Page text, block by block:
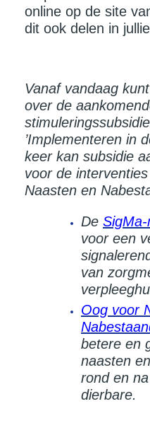
online op de site
dit ook delen in
Vanaf vandaag
over de
’Implementeren in
keer kan subsidie
voor de
Naasten en
De
voor een
van
Oog voor
betere en
naasten
rond en
dierbare.